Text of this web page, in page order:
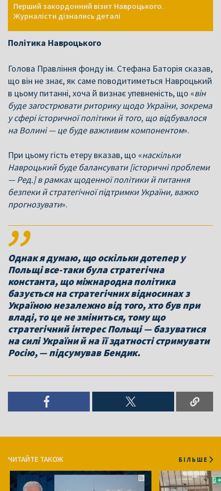
Перший закордонний візит Навроцького.
Журналісти дізнались деталі
Політика Навроцького
Голова Правління фонду ім. Стефана Баторія сказав,
що він не знає, як саме поводитиметься Навроцький
в цьому питанні, хоча й визнає упевненість, що «він
буде загострювати риторику щодо України, зокрема
у сфері історичної політики й того, що відбувалося
на Волині — це буде важливим компонентом».
При цьому гість етеру вказав, що «наскільки
Навроцький буде балансувати [історичні проблеми
— Ред.] в рамках щоденної політики й питання
безпеки й стратегічної підтримки України, важко
прогнозувати».
Однак я думаю, що оскільки дотепер у
Польщі все-таки була стратегічна
константа, що міжнародна політика
базується на стратегічних відносинах з
Україною незалежно від того, хто був при
владі, то це не зміниться, тому що
стратегічний інтерес Польщі — базуватися
на силі України й на її здатності стримувати
Росію, — підсумував Бендик.
ЧИТАЙТЕ ТАКОЖ БІЛЬШЕ